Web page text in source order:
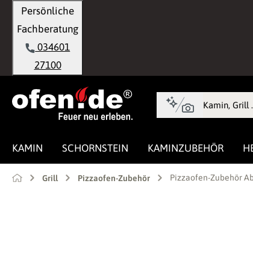
Zur Hauptnavigation springen
Persönliche
Fachberatung
034601
27100
KAMIN SCHORNSTEIN KAMINZUBEHÖR
Grill Pizzaofen-Zubehör Pizzaofen-Zubehör